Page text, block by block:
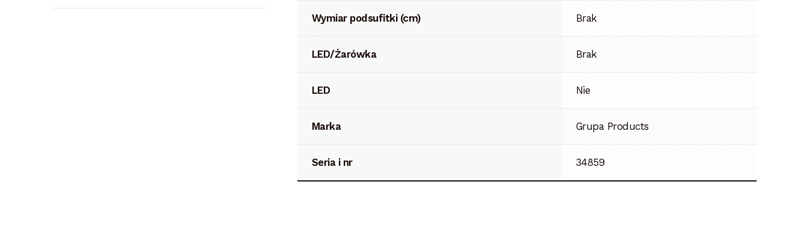
Wymiar podsufitki (cm) Brak
LED/Żarówka Brak
LED Nie
Marka Grupa Products
Seria i nr 34859